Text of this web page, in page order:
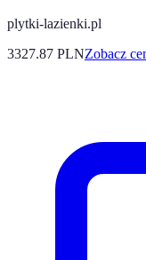
plytki-lazienki.pl
3327.87 PLNZobacz